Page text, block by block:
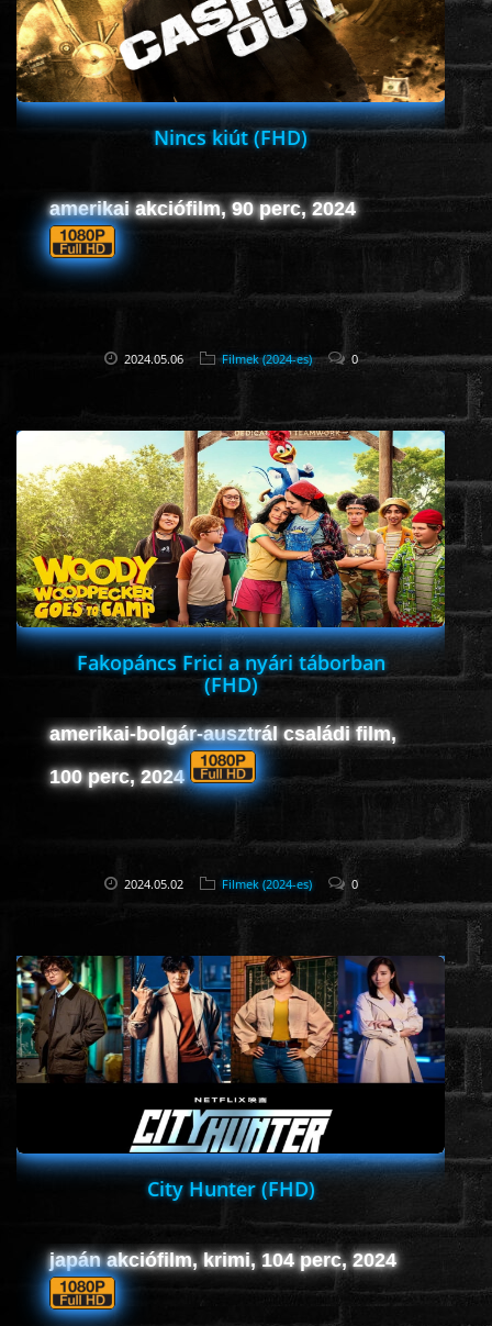
Nincs kiút (FHD)
amerikai akciófilm, 90 perc, 2024
2024.05.06 Filmek (2024-es) 0
Fakopáncs Frici a nyári táborban
(FHD)
amerikai-bolgár-ausztrál családi film,
100 perc, 2024
2024.05.02 Filmek (2024-es) 0
City Hunter (FHD)
japán akciófilm, krimi, 104 perc, 2024